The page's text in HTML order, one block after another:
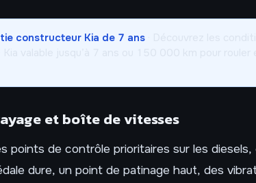
constructeur Kia de 7 ans
et boîte de vitesses
points de contrôle prioritaires sur les
dure, un point de patinage haut, des